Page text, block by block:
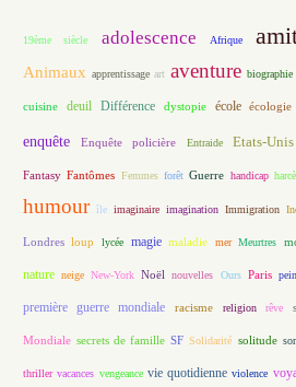
19ème siècle adolescence Afrique
Animaux apprentissage art aventure biographie
cuisine deuil Différence dystopie école écologie
enquête Enquête policière Entraide Etats-Unis
Fantasy Fantômes Femmes forêt Guerre handicap
humour île imaginaire imagination Immigration
Londres loup lycée magie maladie mer Meurtres
nature neige New-York Noël nouvelles Ours Paris
première guerre mondiale racisme religion rêve
Mondiale secrets de famille SF Solidarité solitude
thriller vacances vengeance vie quotidienne violence